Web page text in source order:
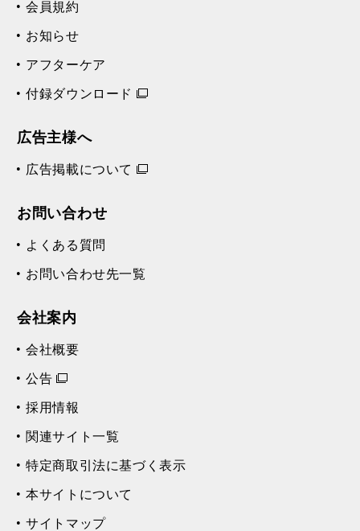
会員規約
お知らせ
アフターケア
付録ダウンロード
広告主様へ
広告掲載について
お問い合わせ
よくある質問
お問い合わせ先一覧
会社案内
会社概要
公告
採用情報
関連サイト一覧
特定商取引法に基づく表示
本サイトについて
サイトマップ